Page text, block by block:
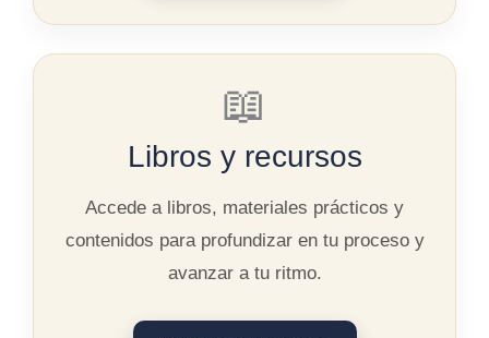
📖
Libros y recursos
Accede a libros, materiales prácticos y
contenidos para profundizar en tu proceso y
avanzar a tu ritmo.